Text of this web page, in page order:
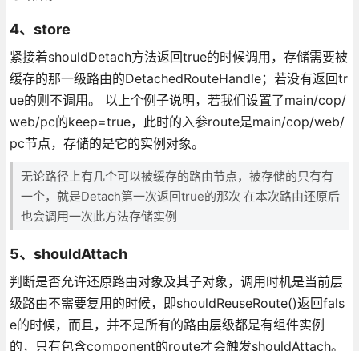
4、store
紧接着shouldDetach方法返回true的时候调用，存储需要被
缓存的那一级路由的DetachedRouteHandle；若没有返回tr
ue的则不调用。 以上个例子说明，若我们设置了main/cop/
web/pc的keep=true，此时的入参route是main/cop/web/
pc节点，存储的是它的实例对象。
无论路径上有几个可以被缓存的路由节点，被存储的只有有
一个，就是Detach第一次返回true的那次 在本次路由还原后
也会调用一次此方法存储实例
5、shouldAttach
判断是否允许还原路由对象及其子对象，调用时机是当前层
级路由不需要复用的时候，即shouldReuseRoute()返回fals
e的时候，而且，并不是所有的路由层级都是有组件实例
的，只有包含component的route才会触发shouldAttach。